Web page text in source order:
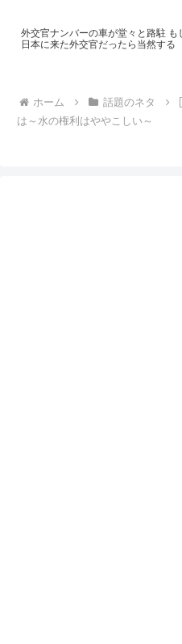
外交官ナンバーの車が堂々と路駐 も
日本に来た外交官だったら当然する
ホーム 話題のネタ
は～水の権利はややこしい～